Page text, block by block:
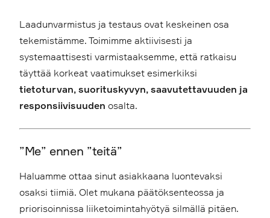
Laadunvarmistus ja testaus ovat keskeinen osa
tekemistämme. Toimimme aktiivisesti ja
systemaattisesti varmistaaksemme, että ratkaisu
täyttää korkeat vaatimukset esimerkiksi
tietoturvan, suorituskyvyn, saavutettavuuden ja
responsiivisuuden osalta.
”Me” ennen ”teitä”
Haluamme ottaa sinut asiakkaana luontevaksi
osaksi tiimiä. Olet mukana päätöksenteossa ja
priorisoinnissa liiketoimintahyötyä silmällä pitäen.